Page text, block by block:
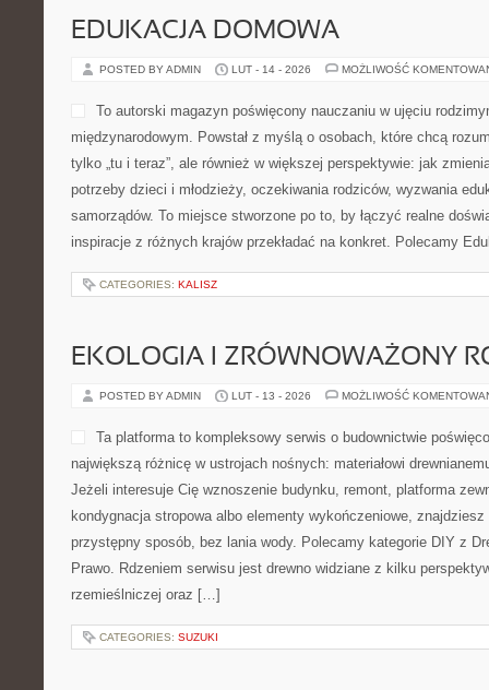
EDUKACJA DOMOWA
POSTED BY ADMIN LUT - 14 - 2026 MOŻLIWOŚĆ
To autorski magazyn poświęcony nauczaniu w ujęciu
międzynarodowym. Powstał z myślą o osobach, które chcą
tylko „tu i teraz”, ale również w większej perspektywie: jak
potrzeby dzieci i młodzieży, oczekiwania rodziców, wyzwania
samorządów. To miejsce stworzone po to, by łączyć realne
inspiracje z różnych krajów przekładać na konkret. Polecamy
CATEGORIES: KALISZ
EKOLOGIA I ZRÓWNOWAŻONY
POSTED BY ADMIN LUT - 13 - 2026 MOŻLIWOŚĆ
Ta platforma to kompleksowy serwis o budownictwie
największą różnicę w ustrojach nośnych: materiałowi
Jeżeli interesuje Cię wznoszenie budynku, remont, platforma
kondygnacja stropowa albo elementy wykończeniowe,
przystępny sposób, bez lania wody. Polecamy kategorie DIY z
Prawo. Rdzeniem serwisu jest drewno widziane z kilku
rzemieślniczej oraz […]
CATEGORIES: SUZUKI